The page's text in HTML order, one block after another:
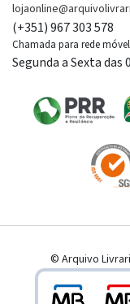
(+351) 967 303 578
Chamada para rede
Segunda a Sexta das
© Arquivo